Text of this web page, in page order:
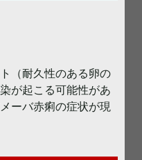
（耐久性のある卵の
が起こる可能性があ
ーバ赤痢の症状が現